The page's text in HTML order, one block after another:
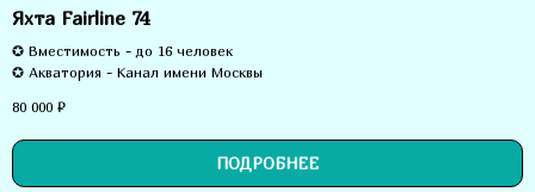
Яхта Fairline 74
✪ Вместимость - до 16 человек
✪ Акватория - Канал имени Москвы
80 000 ₽
ПОДРОБНЕЕ